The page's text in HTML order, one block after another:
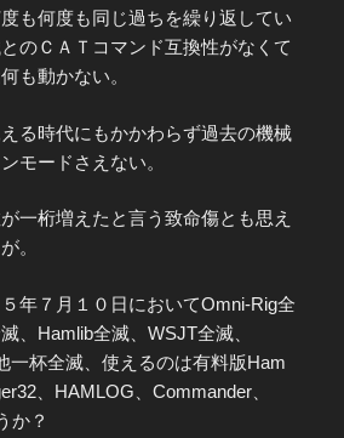
も何度も同じ過ちを繰り返してい
のＣＡＴコマンド互換性がなくて
も動かない。
る時代にもかかわらず過去の機械
モードさえない。
一桁増えたと言う致命傷とも思え
。
年７月１０日においてOmni-Rig全
、Hamlib全滅、WSJT全滅、
一杯全滅、使えるのは有料版Ham
、HAMLOG、Commander、
か？